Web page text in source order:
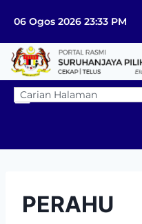
06 Ogos 2026 23:33 PM
PERAHU